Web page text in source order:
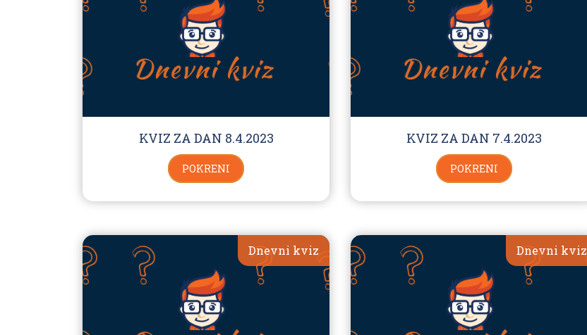
KVIZ ZA DAN 8.4.2023
POKRENI
KVIZ ZA DAN 7.4.2023
POKRENI
Dnevni kviz Dnevni kviz